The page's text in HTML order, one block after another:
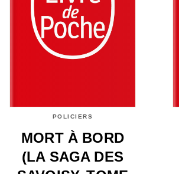
POLICIERS
MORT À BORD
(LA SAGA DES